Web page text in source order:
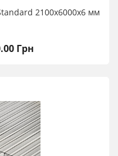
2100х6000х6 мм
Грн